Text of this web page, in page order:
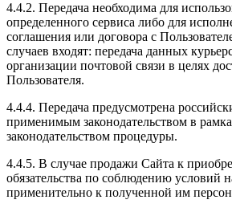
4.4.2. Передача необходима для
определенного сервиса либо для
соглашения или договора с
случаев входят: передача данных
организации почтовой связи в целях
Пользователя.
4.4.4. Передача предусмотрена
применимым законодательством в
законодательством процедуры.
4.4.5. В случае продажи Сайта к
обязательства по соблюдению условий
применительно к полученной им